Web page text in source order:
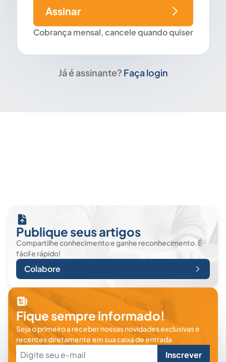
Cobrança mensal, cancele quando quiser
Assinar
Já é assinante? Faça login
Publique seus artigos
Compartilhe conhecimento e ganhe reconhecimento. É
fácil e rápido!
Colabore
Fique sempre informado!
Seja o primeiro a receber nossas novidades exclusivas e
recentes diretamente em sua caixa de entrada.
Inscrever